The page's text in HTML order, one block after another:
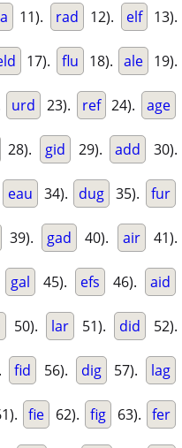
11). rad 12). elf 13).
17). flu 18). ale 19).
urd 23). ref 24). age
28). gid 29). add 30).
eau 34). dug 35). fur
39). gad 40). air 41).
gal 45). efs 46). aid
50). lar 51). did 52).
fid 56). dig 57). lag
fie 62). fig 63). fer